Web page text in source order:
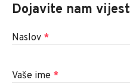
Dojavite nam vijest
Naslov *
Vaše ime *